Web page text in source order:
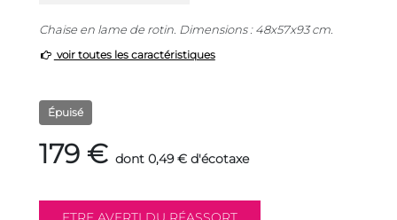
Chaise en lame de rotin. Dimensions : 48x57x93 cm.
voir toutes les caractéristiques
Épuisé
179 € dont 0,49 € d'écotaxe